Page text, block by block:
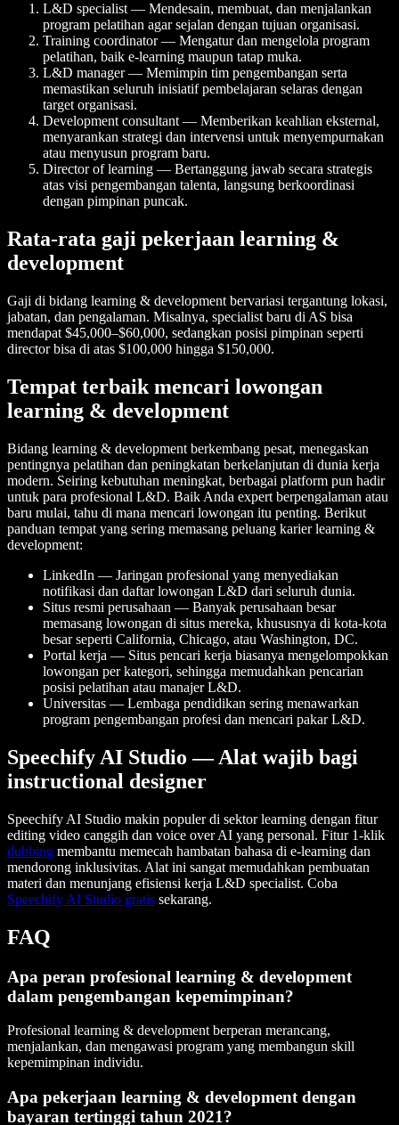
L&D specialist — Mendesain, membuat, dan menjalankan
program pelatihan agar sejalan dengan tujuan organisasi.
Training coordinator — Mengatur dan mengelola program
pelatihan, baik e-learning maupun tatap muka.
L&D manager — Memimpin tim pengembangan serta
memastikan seluruh inisiatif pembelajaran selaras dengan
target organisasi.
Development consultant — Memberikan keahlian eksternal,
menyarankan strategi dan intervensi untuk menyempurnakan
atau menyusun program baru.
Director of learning — Bertanggung jawab secara strategis
atas visi pengembangan talenta, langsung berkoordinasi
dengan pimpinan puncak.
Rata-rata gaji pekerjaan learning &
development
Gaji di bidang learning & development bervariasi tergantung lokasi,
jabatan, dan pengalaman. Misalnya, specialist baru di AS bisa
mendapat $45,000–$60,000, sedangkan posisi pimpinan seperti
director bisa di atas $100,000 hingga $150,000.
Tempat terbaik mencari lowongan
learning & development
Bidang learning & development berkembang pesat, menegaskan
pentingnya pelatihan dan peningkatan berkelanjutan di dunia kerja
modern. Seiring kebutuhan meningkat, berbagai platform pun hadir
untuk para profesional L&D. Baik Anda expert berpengalaman atau
baru mulai, tahu di mana mencari lowongan itu penting. Berikut
panduan tempat yang sering memasang peluang karier learning &
development:
LinkedIn — Jaringan profesional yang menyediakan
notifikasi dan daftar lowongan L&D dari seluruh dunia.
Situs resmi perusahaan — Banyak perusahaan besar
memasang lowongan di situs mereka, khususnya di kota-kota
besar seperti California, Chicago, atau Washington, DC.
Portal kerja — Situs pencari kerja biasanya mengelompokkan
lowongan per kategori, sehingga memudahkan pencarian
posisi pelatihan atau manajer L&D.
Universitas — Lembaga pendidikan sering menawarkan
program pengembangan profesi dan mencari pakar L&D.
Speechify AI Studio — Alat wajib bagi
instructional designer
Speechify AI Studio makin populer di sektor learning dengan fitur
editing video canggih dan voice over AI yang personal. Fitur 1-klik
dubbing membantu memecah hambatan bahasa di e-learning dan
mendorong inklusivitas. Alat ini sangat memudahkan pembuatan
materi dan menunjang efisiensi kerja L&D specialist. Coba
Speechify AI Studio gratis sekarang.
FAQ
Apa peran profesional learning & development
dalam pengembangan kepemimpinan?
Profesional learning & development berperan merancang,
menjalankan, dan mengawasi program yang membangun skill
kepemimpinan individu.
Apa pekerjaan learning & development dengan
bayaran tertinggi tahun 2021?